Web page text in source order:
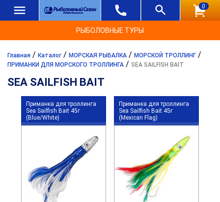
0
РЫБОЛОВНЫЕ ТУРЫ
Главная / Каталог / МОРСКАЯ РЫБАЛКА / МОРСКОЙ ТРОЛЛИНГ /
ПРИМАНКИ ДЛЯ МОРСКОГО ТРОЛЛИНГА / SEA SAILFISH BAIT
SEA SAILFISH BAIT
Приманка для троллинга
Sea Sailfish Bait 45г
(Blue/White)
Приманка для троллинга
Sea Sailfish Bait 45г
(Mexican Flag)